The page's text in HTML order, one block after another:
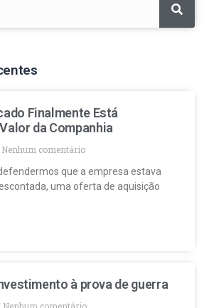
Finalmente Está
da Companhia
Nenhum comentário
que a empresa estava
uma oferta de aquisição
à prova de guerra
Nenhum comentário